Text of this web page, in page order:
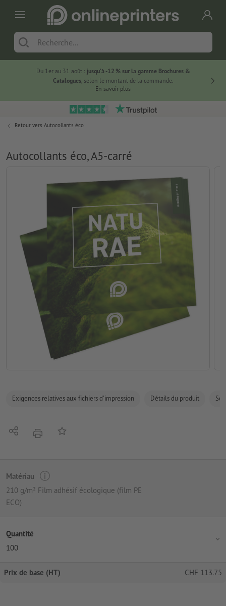
Du 1er au 31 août : jusqu’à -12 % sur la gamme Brochures &
Catalogues, selon le montant de la commande.
En savoir plus
Retour vers Autocollants éco
Autocollants éco, A5-carré
Exigences relatives aux fichiers d'impression Détails du produit
PartagerimprimerAjouter à liste d'article
Matériau
210 g/m² Film adhésif écologique (film PE
ECO)
Quantité
100
Prix de base (HT) CHF 113.75